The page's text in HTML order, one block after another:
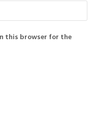
this browser for the